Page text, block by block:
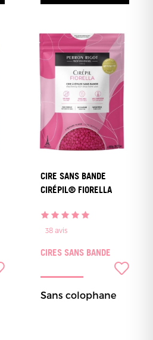
CIRE SANS BANDE
CIRÉPIL® FIORELLA
38 avis
CIRES SANS BANDE
Sans colophane